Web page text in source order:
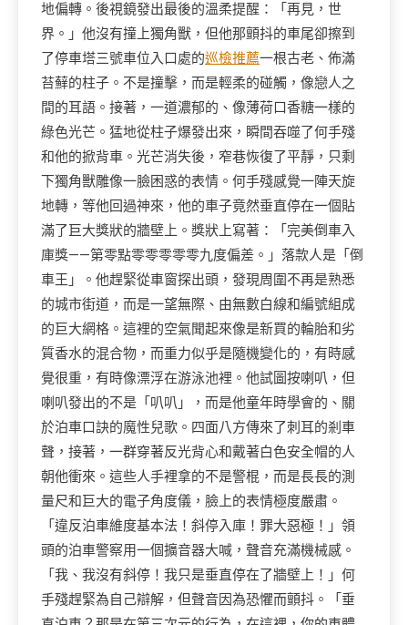
地偏轉。後視鏡發出最後的溫柔提醒：「再見，世
界。」他沒有撞上獨角獸，但他那顫抖的車尾卻擦到
了停車塔三號車位入口處的巡檢推薦一根古老、佈滿
苔蘚的柱子。不是撞擊，而是輕柔的碰觸，像戀人之
間的耳語。接著，一道濃郁的、像薄荷口香糖一樣的
綠色光芒。猛地從柱子爆發出來，瞬間吞噬了何手殘
和他的掀背車。光芒消失後，窄巷恢復了平靜，只剩
下獨角獸雕像一臉困惑的表情。何手殘感覺一陣天旋
地轉，等他回過神來，他的車子竟然垂直停在一個貼
滿了巨大獎狀的牆壁上。獎狀上寫著：「完美倒車入
庫獎——第零點零零零零零九度偏差。」落款人是「倒
車王」。他趕緊從車窗探出頭，發現周圍不再是熟悉
的城市街道，而是一望無際、由無數白線和編號組成
的巨大網格。這裡的空氣聞起來像是新買的輪胎和劣
質香水的混合物，而重力似乎是隨機變化的，有時感
覺很重，有時像漂浮在游泳池裡。他試圖按喇叭，但
喇叭發出的不是「叭叭」，而是他童年時學會的、關
於泊車口訣的魔性兒歌。四面八方傳來了刺耳的剎車
聲，接著，一群穿著反光背心和戴著白色安全帽的人
朝他衝來。這些人手裡拿的不是警棍，而是長長的測
量尺和巨大的電子角度儀，臉上的表情極度嚴肅。
「違反泊車維度基本法！斜停入庫！罪大惡極！」領
頭的泊車警察用一個擴音器大喊，聲音充滿機械感。
「我、我沒有斜停！我只是垂直停在了牆壁上！」何
手殘趕緊為自己辯解，但聲音因為恐懼而顫抖。「垂